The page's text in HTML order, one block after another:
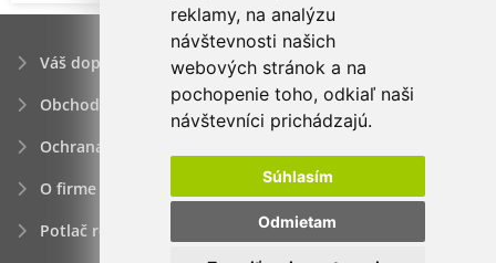
reklamy, na analýzu
návštevnosti našich
webových stránok a na
pochopenie toho, odkiaľ naši
návštevníci prichádzajú.
Súhlasím
Odmietam
Váš dopyt
Obchodné podmienky
Ochrana osobných údajov
O firme
Potlač reklamných predmetov